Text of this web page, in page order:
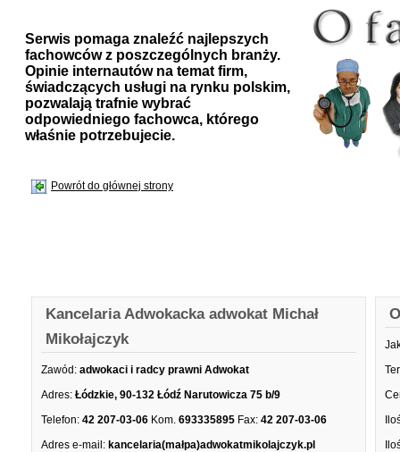
Serwis pomaga znaleźć najlepszych
fachowców z poszczególnych branży.
Opinie internautów na temat firm,
świadczących usługi na rynku polskim,
pozwalają trafnie wybrać
odpowiedniego fachowca, którego
właśnie potrzebujecie.
Powrót do głównej strony
Kancelaria Adwokacka adwokat Michał
Mikołajczyk
Zawód: adwokaci i radcy prawni Adwokat
Adres: Łódzkie, 90-132 Łódź Narutowicza 75 b/9
Telefon: 42 207-03-06 Kom. 693335895 Fax: 42 207-03-06
Adres e-mail: kancelaria(małpa)adwokatmikolajczyk.pl